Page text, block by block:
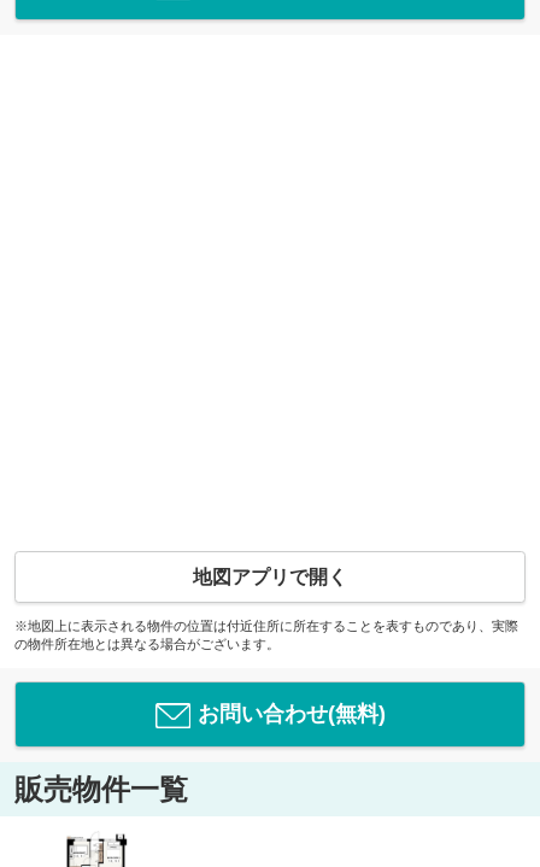
地図アプリで開く
※地図上に表示される物件の位置は付近住所に所在することを表すものであり、実際
の物件所在地とは異なる場合がございます。
お問い合わせ(無料)
販売物件一覧